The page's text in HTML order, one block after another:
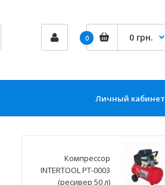
0 0 грн.
Личный кабинет
Компрессор
INTERTOOL PT-0003
(ресивер 50 л)